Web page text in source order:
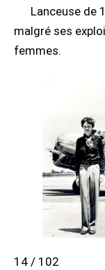
Lanceuse de
malgré ses
femmes.
14 / 102